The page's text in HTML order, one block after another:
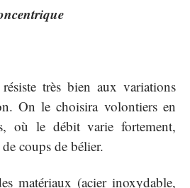
très bien aux variations
On le choisira volontiers en
où le débit varie fortement,
coups de bélier.
matériaux (acier inoxydable,